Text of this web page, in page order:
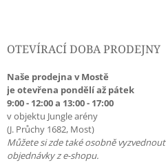
OTEVÍRACÍ DOBA PRODEJNY
Naše prodejna v Mostě
je otevřena pondělí až pátek
9:00 - 12:00 a 13:00 - 17:00
v objektu Jungle arény
(J. Průchy 1682, Most)
Můžete si zde také osobně vyzvednout
objednávky z e-shopu.